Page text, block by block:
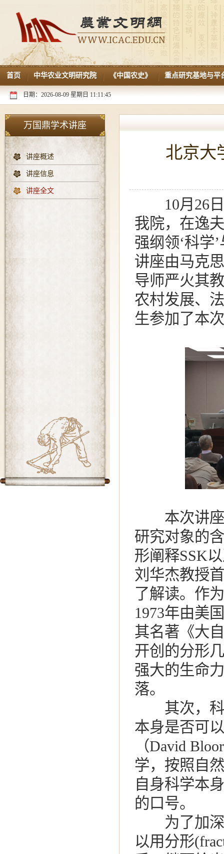
首页 中华农业文明研究院 《中国农史》 重点研究基地与平
日期：2026-08-09 星期日 11:11:46
万国鼎学术讲座
讲座概述
讲座信息
讲座全文
北京大
10月26日
我院，在逸
强纲领‘科学
讲座由马克
导师严火其
农村发展、
生参加了本
本次讲座
研究对象的
形阐释SSK
刘华杰教授
了解读。作
1973年由美
其名著《大
开创的分形
强大的生命
落。
其次，科
本身是否可
（David
学，按照自
自身科学本
的口号。
为了加深
以用分形